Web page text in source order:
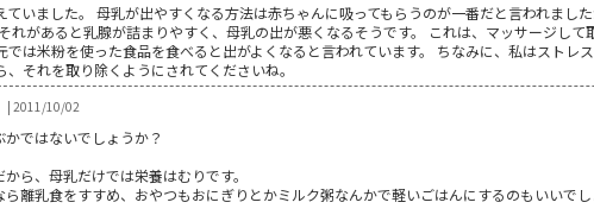
ていました。 母乳が出やすくなる方法は赤ちゃんに吸ってもらうのが一番だと言われまし
れがあると乳腺が詰まりやすく、母乳の出が悪くなるそうです。 これは、マッサージし
では米粉を使った食品を食べると出がよくなると言われています。 ちなみに、私はストレ
、それを取り除くようにされてくださいね。
| 2011/10/02
かではないでしょうか？
ら、母乳だけでは栄養はむりです。
ら離乳食をすすめ、おやつもおにぎりとかミルク粥なんかで軽いごはんにするのもいいでし